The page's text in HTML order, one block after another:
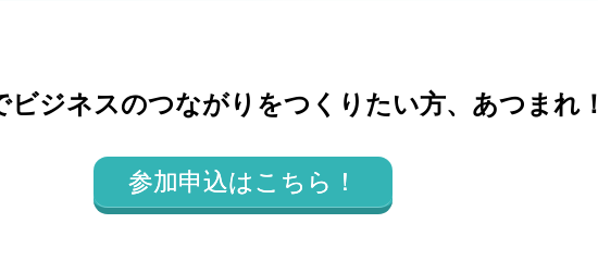
ビジネスのつながりをつくりたい方、あつまれ！
参加申込はこちら！